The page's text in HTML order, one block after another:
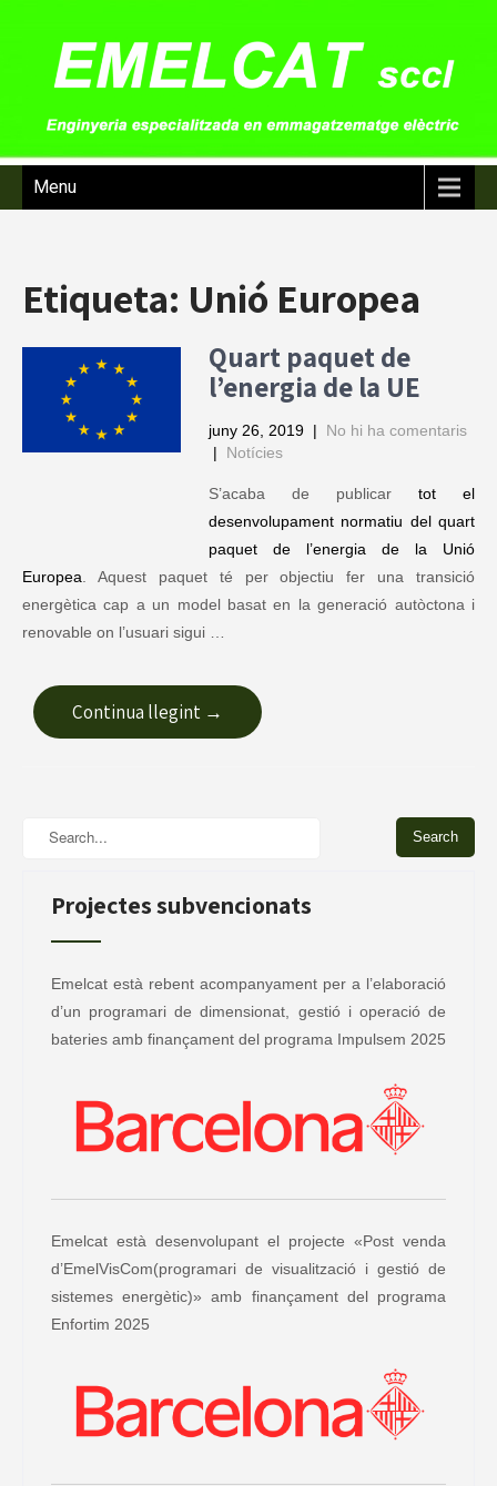
Menu
Etiqueta: Unió Europea
Quart paquet de
l’energia de la UE
juny 26, 2019 | No hi ha comentaris
| Notícies
S’acaba de publicar tot el
desenvolupament normatiu del quart
paquet de l’energia de la Unió
Europea . Aquest paquet té per objectiu fer una transició
energètica cap a un model basat en la generació autòctona i
renovable on l’usuari sigui …
Continua llegint →
Projectes subvencionats
Emelcat està rebent acompanyament per a l’elaboració
d’un programari de dimensionat, gestió i operació de
bateries amb finançament del programa Impulsem 2025
Emelcat està desenvolupant el projecte «Post venda
d’EmelVisCom(programari de visualització i gestió de
sistemes energètic)» amb finançament del programa
Enfortim 2025